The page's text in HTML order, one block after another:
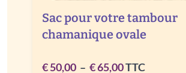
Sac pour votre tambour
chamanique ovale
€50,00 – €65,00Plage
TTC